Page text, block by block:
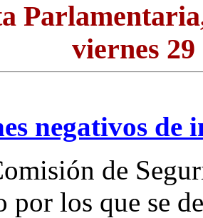
viernes
negativos de
de
por los que se